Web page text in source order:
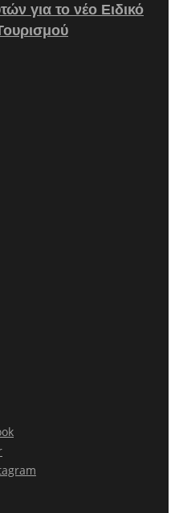
για το νέο Ειδικό